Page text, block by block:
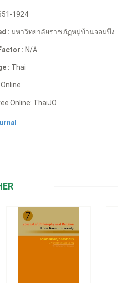
1924
: มหาวิทยาลัยราชภัฏหมู่บ้านจอมบึง
: N/A
: Thai
Online
Online: ThaiJO